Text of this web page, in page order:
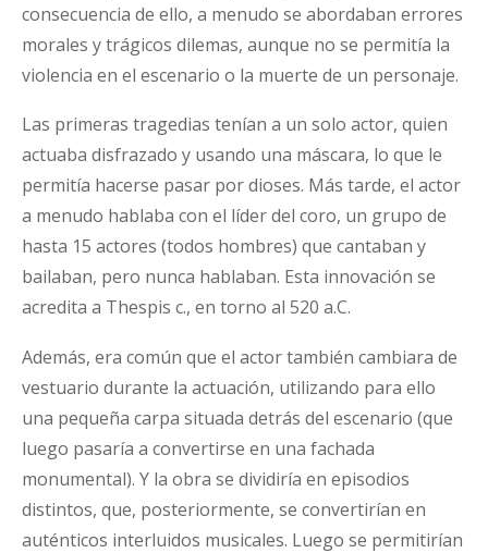
consecuencia de ello, a menudo se abordaban errores
morales y trágicos dilemas, aunque no se permitía la
violencia en el escenario o la muerte de un personaje.
Las primeras tragedias tenían a un solo actor, quien
actuaba disfrazado y usando una máscara, lo que le
permitía hacerse pasar por dioses. Más tarde, el actor
a menudo hablaba con el líder del coro, un grupo de
hasta 15 actores (todos hombres) que cantaban y
bailaban, pero nunca hablaban. Esta innovación se
acredita a Thespis c., en torno al 520 a.C.
Además, era común que el actor también cambiara de
vestuario durante la actuación, utilizando para ello
una pequeña carpa situada detrás del escenario (que
luego pasaría a convertirse en una fachada
monumental). Y la obra se dividiría en episodios
distintos, que, posteriormente, se convertirían en
auténticos interluidos musicales. Luego se permitirían